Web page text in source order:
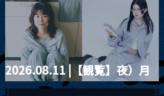
violence POPとテニスコー
ツ」
2026.08.11 |【観覧】夜）月
見ル君想フpre. Sugar Shock